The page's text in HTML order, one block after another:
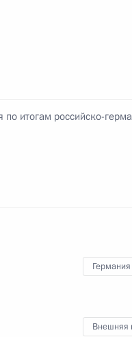
Информационные
итогам российско-
Германия
Внешняя